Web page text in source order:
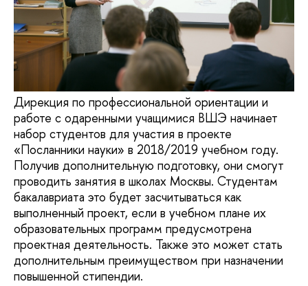
Дирекция по профессиональной ориентации и
работе с одаренными учащимися ВШЭ начинает
набор студентов для участия в проекте
«Посланники науки» в 2018/2019 учебном году.
Получив дополнительную подготовку, они смогут
проводить занятия в школах Москвы. Студентам
бакалавриата это будет засчитываться как
выполненный проект, если в учебном плане их
образовательных программ предусмотрена
проектная деятельность. Также это может стать
дополнительным преимуществом при назначении
повышенной стипендии.